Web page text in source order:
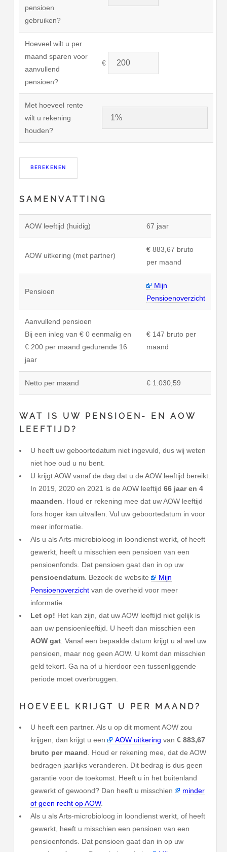
pensioen
gebruiken?
Hoeveel wilt u per
maand sparen voor
aanvullend
pensioen?
€
Met hoeveel rente
wilt u rekening
houden?
SAMENVATTING
AOW leeftijd (huidig) 67 jaar
AOW uitkering (met partner)
€ 883,67 bruto
per maand
Pensioen
Mijn
Pensioenoverzicht
Aanvullend pensioen
Bij een inleg van € 0 eenmalig en
€ 200 per maand gedurende 16
jaar
€ 147 bruto per
maand
Netto per maand € 1.030,59
WAT IS UW PENSIOEN- EN AOW
LEEFTIJD?
U heeft uw geboortedatum niet ingevuld, dus wij weten
niet hoe oud u nu bent.
U krijgt AOW vanaf de dag dat u de AOW leeftijd bereikt.
In 2019, 2020 en 2021 is de AOW leeftijd 66 jaar en 4
maanden . Houd er rekening mee dat uw AOW leeftijd
fors hoger kan uitvallen. Vul uw geboortedatum in voor
meer informatie.
Als u als Arts-microbioloog in loondienst werkt, of heeft
gewerkt, heeft u misschien een pensioen van een
pensioenfonds. Dat pensioen gaat dan in op uw
pensioendatum. Bezoek de website
Mijn
Pensioenoverzichtvan de overheid voor meer
informatie.
Let op! Het kan zijn, dat uw AOW leeftijd niet gelijk is
aan uw pensioenleeftijd. U heeft dan misschien een
AOW gat. Vanaf een bepaalde datum krijgt u al wel uw
pensioen, maar nog geen AOW. U komt dan misschien
geld tekort. Ga na of u hierdoor een tussenliggende
periode moet overbruggen.
HOEVEEL KRIJGT U PER MAAND?
U heeft een partner. Als u op dit moment AOW zou
krijgen, dan krijgt u een
AOW uitkering van € 883,67
bruto per maand. Houd er rekening mee, dat de AOW
bedragen jaarlijks veranderen. Dit bedrag is dus geen
garantie voor de toekomst. Heeft u in het buitenland
gewerkt of gewoond? Dan heeft u misschien
minder
of geen recht op AOW.
Als u als Arts-microbioloog in loondienst werkt, of heeft
gewerkt, heeft u misschien een pensioen van een
pensioenfonds. Dat pensioen gaat dan in op uw